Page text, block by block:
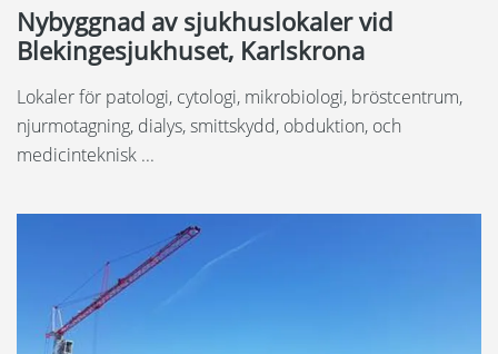
Nybyggnad av sjukhuslokaler vid
Blekingesjukhuset, Karlskrona
Lokaler för patologi, cytologi, mikrobiologi, bröstcentrum,
njurmotagning, dialys, smittskydd, obduktion, och
medicinteknisk ...